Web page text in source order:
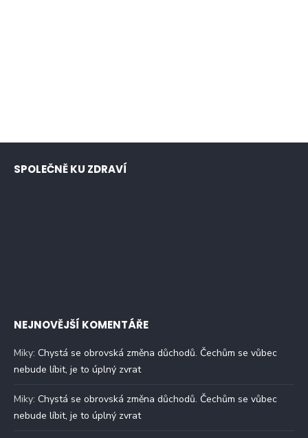
SPOLEČNĚ KU ZDRAVÍ
NEJNOVĚJŠÍ KOMENTÁŘE
Miky: Chystá se obrovská změna důchodů. Čechům se vůbec
nebude líbit, je to úplný zvrat
Miky: Chystá se obrovská změna důchodů. Čechům se vůbec
nebude líbit, je to úplný zvrat